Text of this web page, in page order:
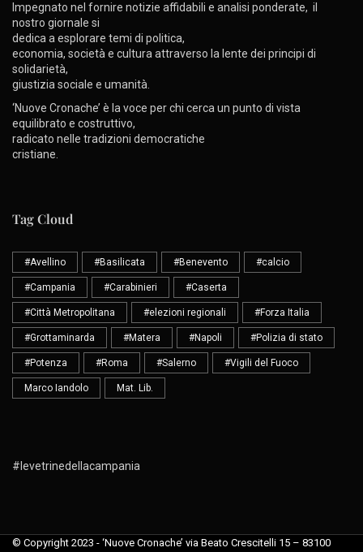
Impegnato nel fornire notizie affidabili e analisi ponderate, il
nostro giornale si
dedica a esplorare temi di politica,
economia, società e cultura attraverso la lente dei principi di
solidarietà,
giustizia sociale e umanità.
‘Nuove Cronache’ è la voce per chi cerca un punto di vista
equilibrato e costruttivo,
radicato nelle tradizioni democratiche
cristiane.
Tag Cloud
#Avellino #Basilicata #Benevento #calcio
#Campania #Carabinieri #Caserta
#Città Metropolitana #elezioni regionali #Forza Italia
#Grottaminarda #Matera #Napoli #Polizia di stato
#Potenza #Roma #Salerno #Vigili del Fuoco
Marco Iandolo Mat. Lib.
#levetrinedellacampania
© Copyright 2023 - ‘Nuove Cronache’ via Beato Crescitelli 15 – 83100